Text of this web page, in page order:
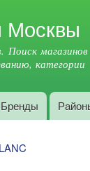
Москвы
Поиск
категории
Бренды